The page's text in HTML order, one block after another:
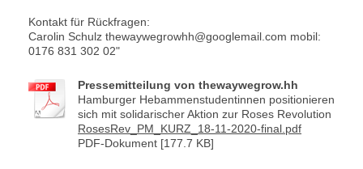
Kontakt für Rückfragen:
Carolin Schulz thewaywegrowhh@googlemail.com mobil:
0176 831 302 02"
Pressemitteilung von thewaywegrow.hh
Hamburger Hebammenstudentinnen positionieren
sich mit solidarischer Aktion zur Roses Revolution
RosesRev_PM_KURZ_18-11-2020-final.pdf
PDF-Dokument [177.7 KB]